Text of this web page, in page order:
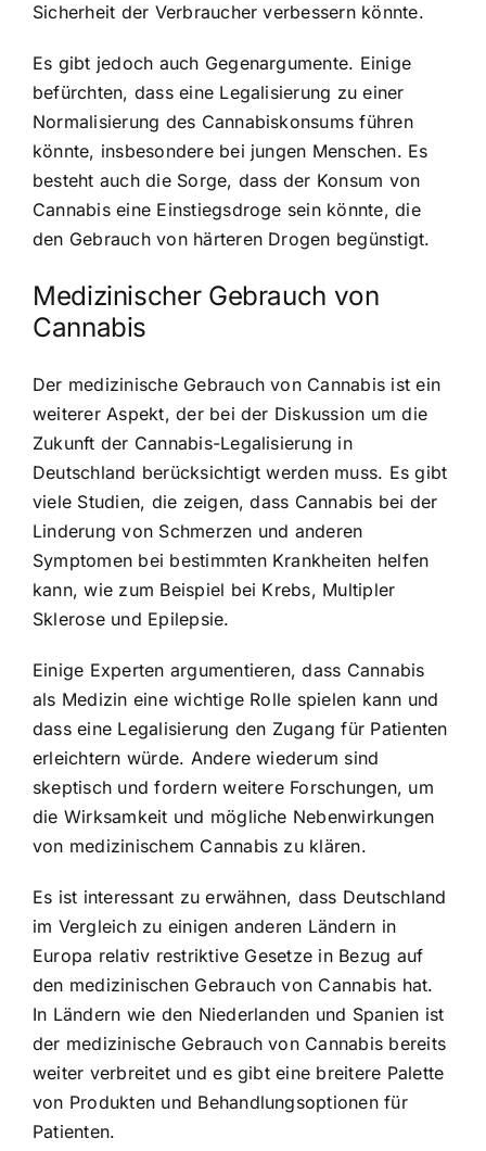
Sicherheit der Verbraucher verbessern könnte.
Es gibt jedoch auch Gegenargumente. Einige
befürchten, dass eine Legalisierung zu einer
Normalisierung des Cannabiskonsums führen
könnte, insbesondere bei jungen Menschen. Es
besteht auch die Sorge, dass der Konsum von
Cannabis eine Einstiegsdroge sein könnte, die
den Gebrauch von härteren Drogen begünstigt.
Medizinischer Gebrauch von
Cannabis
Der medizinische Gebrauch von Cannabis ist ein
weiterer Aspekt, der bei der Diskussion um die
Zukunft der Cannabis-Legalisierung in
Deutschland berücksichtigt werden muss. Es gibt
viele Studien, die zeigen, dass Cannabis bei der
Linderung von Schmerzen und anderen
Symptomen bei bestimmten Krankheiten helfen
kann, wie zum Beispiel bei Krebs, Multipler
Sklerose und Epilepsie.
Einige Experten argumentieren, dass Cannabis
als Medizin eine wichtige Rolle spielen kann und
dass eine Legalisierung den Zugang für Patienten
erleichtern würde. Andere wiederum sind
skeptisch und fordern weitere Forschungen, um
die Wirksamkeit und mögliche Nebenwirkungen
von medizinischem Cannabis zu klären.
Es ist interessant zu erwähnen, dass Deutschland
im Vergleich zu einigen anderen Ländern in
Europa relativ restriktive Gesetze in Bezug auf
den medizinischen Gebrauch von Cannabis hat.
In Ländern wie den Niederlanden und Spanien ist
der medizinische Gebrauch von Cannabis bereits
weiter verbreitet und es gibt eine breitere Palette
von Produkten und Behandlungsoptionen für
Patienten.